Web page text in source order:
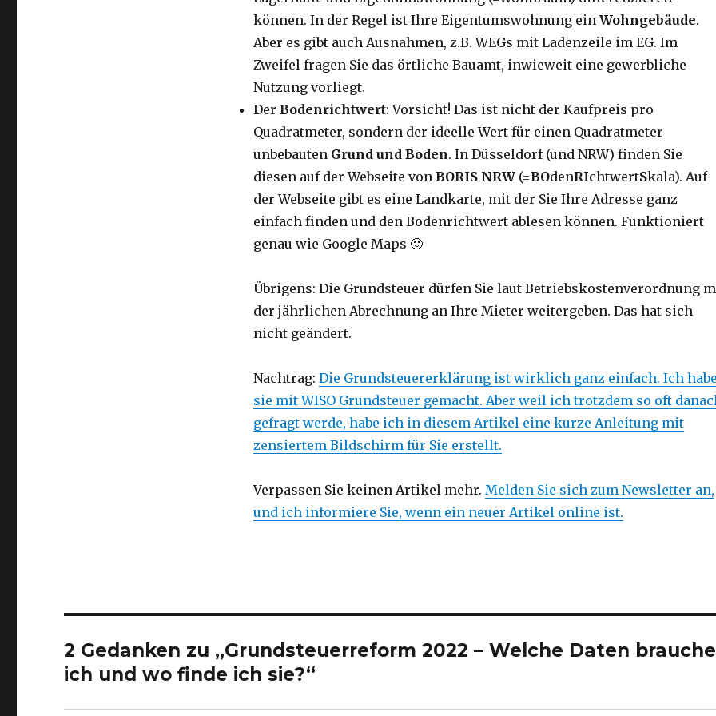
können. In der Regel ist Ihre Eigentumswohnung ein Wohngebäude.
Aber es gibt auch Ausnahmen, z.B. WEGs mit Ladenzeile im EG. Im
Zweifel fragen Sie das örtliche Bauamt, inwieweit eine gewerbliche
Nutzung vorliegt.
Der Bodenrichtwert: Vorsicht! Das ist nicht der Kaufpreis pro
Quadratmeter, sondern der ideelle Wert für einen Quadratmeter
unbebauten Grund und Boden. In Düsseldorf (und NRW) finden Sie
diesen auf der Webseite von BORIS NRW(=BOdenRIchtwertSkala). Auf
der Webseite gibt es eine Landkarte, mit der Sie Ihre Adresse ganz
einfach finden und den Bodenrichtwert ablesen können. Funktioniert
genau wie Google Maps 🙂
Übrigens: Die Grundsteuer dürfen Sie laut Betriebskostenverordnung
der jährlichen Abrechnung an Ihre Mieter weitergeben. Das hat sich
nicht geändert.
Nachtrag: Die Grundsteuererklärung ist wirklich ganz einfach. Ich
sie mit WISO Grundsteuer gemacht. Aber weil ich trotzdem so oft
gefragt werde, habe ich in diesem Artikel eine kurze Anleitung mit
zensiertem Bildschirm für Sie erstellt.
Verpassen Sie keinen Artikel mehr. Melden Sie sich zum Newsletter an,
und ich informiere Sie, wenn ein neuer Artikel online ist.
2 Gedanken zu „Grundsteuerreform 2022 – Welche Daten brauche
ich und wo finde ich sie?“